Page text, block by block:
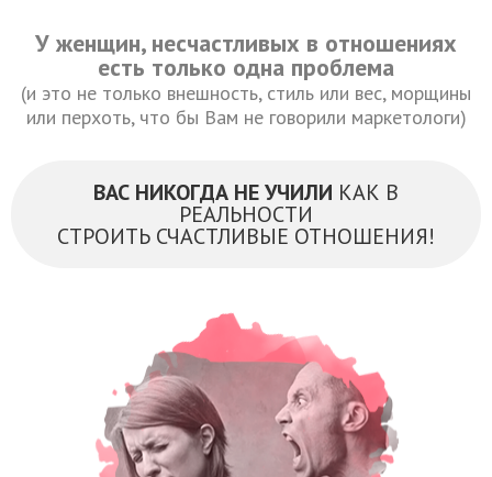
У женщин, несчастливых в отношениях
есть только одна проблема
(и это не только внешность, стиль или вес, морщины
или перхоть, что бы Вам не говорили маркетологи)
ВАС НИКОГДА НЕ УЧИЛИ КАК В
РЕАЛЬНОСТИ
СТРОИТЬ СЧАСТЛИВЫЕ ОТНОШЕНИЯ!